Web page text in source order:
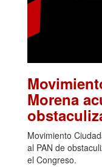
Morena
Movimiento
al PAN de
el Congreso.